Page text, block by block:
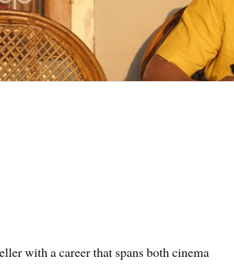
with a career that spans both cinema